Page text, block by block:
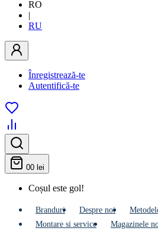
RO
|
RU
Înregistrează-te
Autentifică-te
00 lei
Coșul este gol!
Branduri Despre noi
Montare si service
Мagazinele